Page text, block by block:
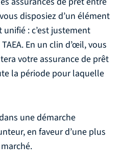
disposiez d’un élément
: c’est justement
En un clin d’œil, vous
votre assurance de prêt
la période pour laquelle
une démarche
en faveur d’une plus